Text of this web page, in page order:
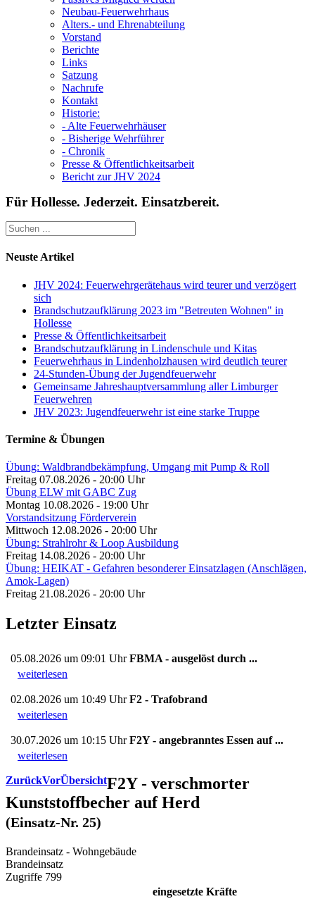
Neubau-Feuerwehrhaus
Alters.- und Ehrenabteilung
Vorstand
Berichte
Links
Satzung
Nachrufe
Kontakt
Historie:
- Alte Feuerwehrhäuser
- Bisherige Wehrführer
- Chronik
Presse & Öffentlichkeitsarbeit
Bericht zur JHV 2024
Für Hollesse. Jederzeit. Einsatzbereit.
Neuste Artikel
JHV 2024: Feuerwehrgerätehaus wird teurer und verzögert
sich
Brandschutzaufklärung 2023 im "Betreuten Wohnen" in
Hollesse
Presse & Öffentlichkeitsarbeit
Brandschutzaufklärung in Lindenschule und Kitas
Feuerwehrhaus in Lindenholzhausen wird deutlich teurer
24-Stunden-Übung der Jugendfeuerwehr
Gemeinsame Jahreshauptversammlung aller Limburger
Feuerwehren
JHV 2023: Jugendfeuerwehr ist eine starke Truppe
Termine & Übungen
Übung: Waldbrandbekämpfung, Umgang mit Pump & Roll
Freitag 07.08.2026 - 20:00 Uhr
Übung ELW mit GABC Zug
Montag 10.08.2026 - 19:00 Uhr
Vorstandsitzung Förderverein
Mittwoch 12.08.2026 - 20:00 Uhr
Übung: Strahlrohr & Loop Ausbildung
Freitag 14.08.2026 - 20:00 Uhr
Übung: HEIKAT - Gefahren besonderer Einsatzlagen (Anschlägen,
Amok-Lagen)
Freitag 21.08.2026 - 20:00 Uhr
Letzter Einsatz
05.08.2026 um 09:01 UhrFBMA - ausgelöst durch ...
weiterlesen
02.08.2026 um 10:49 UhrF2 - Trafobrand
weiterlesen
30.07.2026 um 10:15 UhrF2Y - angebranntes Essen auf ...
weiterlesen
ZurückVorÜbersichtF2Y - verschmorter
Kunststoffbecher auf Herd
(Einsatz-Nr. 25)
Brandeinsatz - Wohngebäude
Brandeinsatz
Zugriffe 799
eingesetzte Kräfte